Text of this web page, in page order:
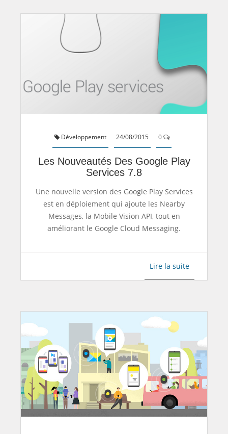
Développement 24/08/2015 0
Les Nouveautés Des Google Play
Services 7.8
Une nouvelle version des Google Play Services
est en déploiement qui ajoute les Nearby
Messages, la Mobile Vision API, tout en
améliorant le Google Cloud Messaging.
Lire la suite